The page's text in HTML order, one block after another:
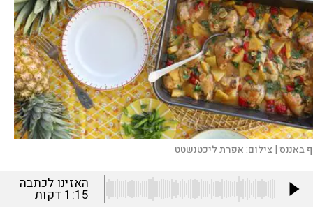
באננס | צילום:אפרת ליכטנשטט
האזינו לכתבה
1:15 דקות